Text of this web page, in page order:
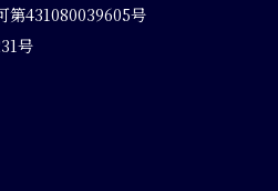
第431080039605号
号